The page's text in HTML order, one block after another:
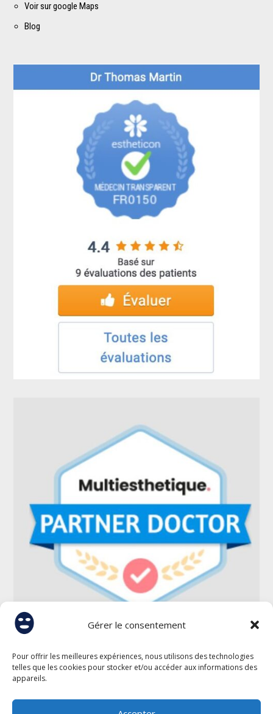
Gérer le consentement
Pour offrir les meilleures expériences, nous utilisons des technologies
telles que les cookies pour stocker et/ou accéder aux informations des
appareils.
Voir sur google Maps
Blog